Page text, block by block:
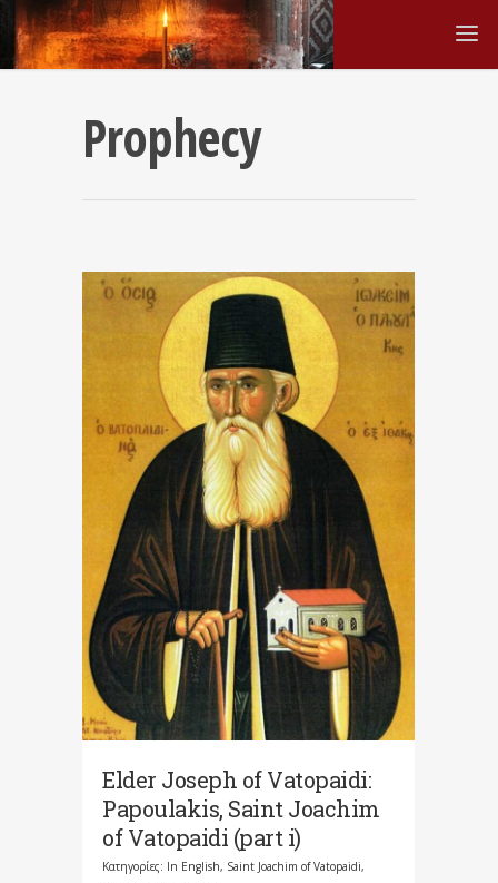
Prophecy
Elder Joseph οf Vatopaidi:
Papoulakis, Saint Joachim
of Vatopaidi (part i)
Κατηγορίες: In English, Saint Joachim of Vatopaidi,